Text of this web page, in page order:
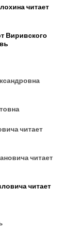
читает
Виривского
читает
читает
читает